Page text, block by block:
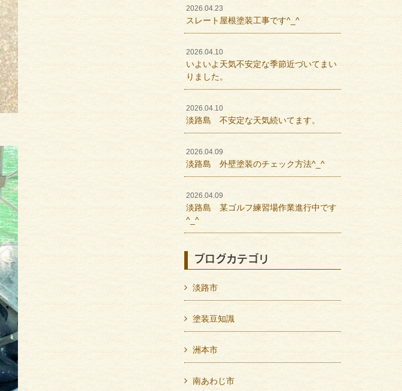
2026.04.23
スレート屋根塗装工事です^_^
2026.04.10
いよいよ天気不安定な季節近づいてまい
りました。
2026.04.10
淡路島 不安定な天気続いてます。
2026.04.09
淡路島 外壁塗装のチェック方法^_^
2026.04.09
淡路島 某ゴルフ練習場作業進行中です
^_^
ブログカテゴリ
淡路市
塗装豆知識
洲本市
南あわじ市